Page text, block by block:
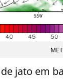
jato em